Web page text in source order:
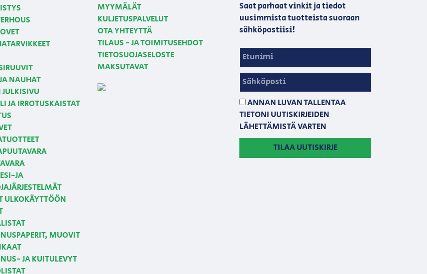
NAUHAT
JA IRROTUSKAISTAT
JA
ULKOKÄYTTÖÖN
MUOVIT
JA KUITULEVYT
MYYMÄLÄT
KULJETUSPALVELUT
OTA YHTEYTTÄ
TILAUS - JA TOIMITUSEHDOT
TIETOSUOJASELOSTE
MAKSUTAVAT
Saat parhaat vinkit ja tiedot
uusimmista tuotteista suoraan
sähköpostiisi!
ANNAN LUVAN TALLENTAA
TIETONI UUTISKIRJEIDEN
LÄHETTÄMISTÄ VARTEN
TILAA UUTISKIRJE